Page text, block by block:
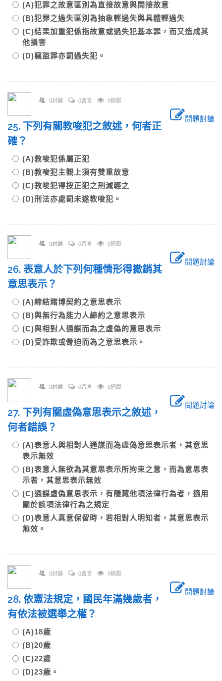
(A)犯罪之故意區別為直接故意與間接故意
(B)犯罪之過失區別為抽象輕過失與具體輕過失
(C)結果加重犯係指故意或過失犯基本罪，而又造成其
他損害
(D)竊盜罪亦罰過失犯。
0討論 0留言 0追蹤
問題討論
25. 下列有關教唆犯之敘述，何者正
確？
(A)教唆犯係屬正犯
(B)教唆犯主觀上須有雙重故意
(C)教唆犯得按正犯之刑減輕之
(D)刑法亦處罰未遂教唆犯。
0討論 0留言 0追蹤
問題討論
26. 表意人於下列何種情形得撤銷其
意思表示？
(A)締結賭博契約之意思表示
(B)與無行為能力人締約之意思表示
(C)與相對人通謀而為之虛偽的意思表示
(D)受詐欺或脅迫而為之意思表示。
0討論 0留言 0追蹤
問題討論
27. 下列有關虛偽意思表示之敘述，
何者錯誤？
(A)表意人與相對人通謀而為虛偽意思表示者，其意思
表示無效
(B)表意人無欲為其意思表示所拘束之意，而為意思表
示者，其意思表示無效
(C)通謀虛偽意思表示，有隱藏他項法律行為者，適用
關於該項法律行為之規定
(D)表意人真意保留時，若相對人明知者，其意思表示
無效。
0討論 0留言 0追蹤
問題討論
28. 依憲法規定，國民年滿幾歲者，
有依法被選舉之權？
(A)18歲
(B)20歲
(C)22歲
(D)23歲。